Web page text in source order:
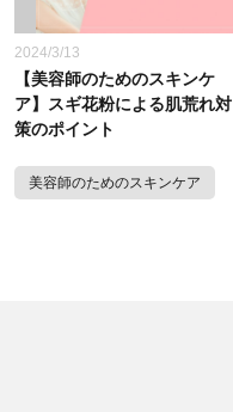
2024/3/13
【美容師のためのスキンケ
ア】スギ花粉による肌荒れ対
策のポイント
美容師のためのスキンケア